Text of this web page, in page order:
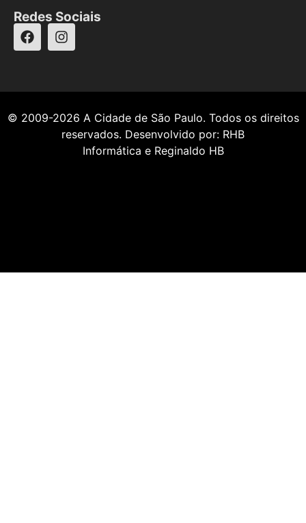
Redes Sociais
© 2009-2026 A Cidade de São Paulo. Todos os direitos
reservados. Desenvolvido por: RHB
Informática e Reginaldo HB